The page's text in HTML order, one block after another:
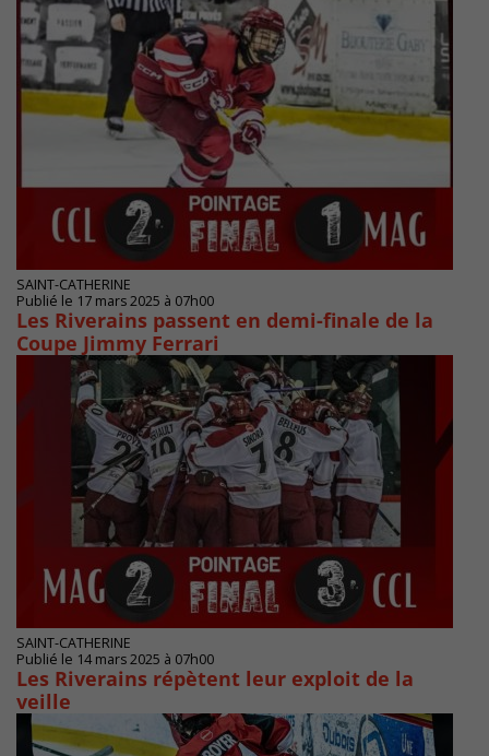
SAINT-CATHERINE
Publié le 17 mars 2025 à 07h00
Les Riverains passent en demi-finale de la
Coupe Jimmy Ferrari
SAINT-CATHERINE
Publié le 14 mars 2025 à 07h00
Les Riverains répètent leur exploit de la
veille